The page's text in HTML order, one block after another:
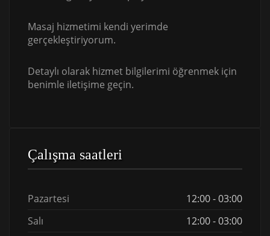
Masaj hizmetimi kendi yerimde
gerçekleştiriyorum.
Detaylı olarak hizmet bilgilerimi öğrenmek için
benimle iletişime geçin.
Çalışma saatleri
Pazartesi
12:00 - 03:00
Salı
12:00 - 03:00